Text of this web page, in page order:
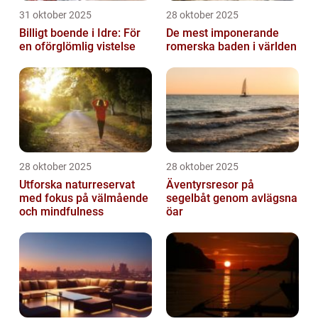
31 oktober 2025
Billigt boende i Idre: För
en oförglömlig vistelse
28 oktober 2025
De mest imponerande
romerska baden i världen
28 oktober 2025
Utforska naturreservat
med fokus på välmående
och mindfulness
28 oktober 2025
Äventyrsresor på
segelbåt genom avlägsna
öar